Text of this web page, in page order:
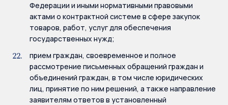
Федерации и иными нормативными правовыми
актами о контрактной системе в сфере закупок
товаров, работ, услуг для обеспечения
государственных нужд;
прием граждан, своевременное и полное
рассмотрение письменных обращений граждан и
объединений граждан, в том числе юридических
лиц, принятие по ним решений, а также направление
заявителям ответов в установленный